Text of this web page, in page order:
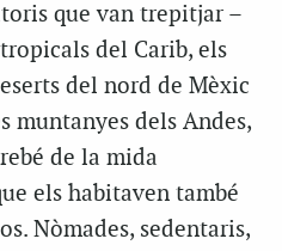
que van trepitjar –
del Carib, els
del nord de Mèxic
muntanyes dels Andes,
de la mida
els habitaven també
Nòmades, sedentaris,